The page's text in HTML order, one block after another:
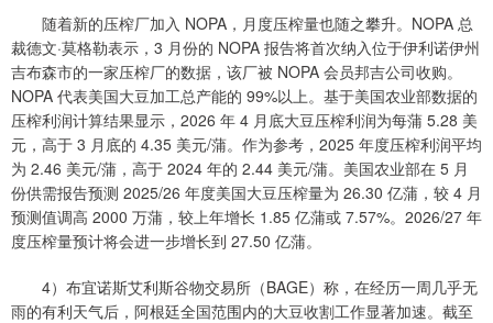
随着新的压榨厂加入 NOPA，月度压榨量也随之攀升。NOPA 总
裁德文·莫格勒表示，3 月份的 NOPA 报告将首次纳入位于伊利诺伊州
吉布森市的一家压榨厂的数据，该厂被 NOPA 会员邦吉公司收购。
NOPA 代表美国大豆加工总产能的 99%以上。基于美国农业部数据的
压榨利润计算结果显示，2026 年 4 月底大豆压榨利润为每蒲 5.28 美
元，高于 3 月底的 4.35 美元/蒲。作为参考，2025 年度压榨利润平均
为 2.46 美元/蒲，高于 2024 年的 2.44 美元/蒲。美国农业部在 5 月
份供需报告预测 2025/26 年度美国大豆压榨量为 26.30 亿蒲，较 4 月
预测值调高 2000 万蒲，较上年增长 1.85 亿蒲或 7.57%。2026/27 年
度压榨量预计将会进一步增长到 27.50 亿蒲。
4）布宜诺斯艾利斯谷物交易所（BAGE）称，在经历一周几乎无
雨的有利天气后，阿根廷全国范围内的大豆收割工作显著加速。截至